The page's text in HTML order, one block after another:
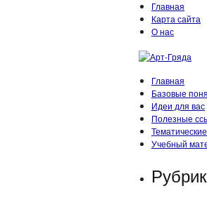
Главная
Карта сайта
О нас
Главная
Базовые
Идеи для вас
Полезные
Учебный